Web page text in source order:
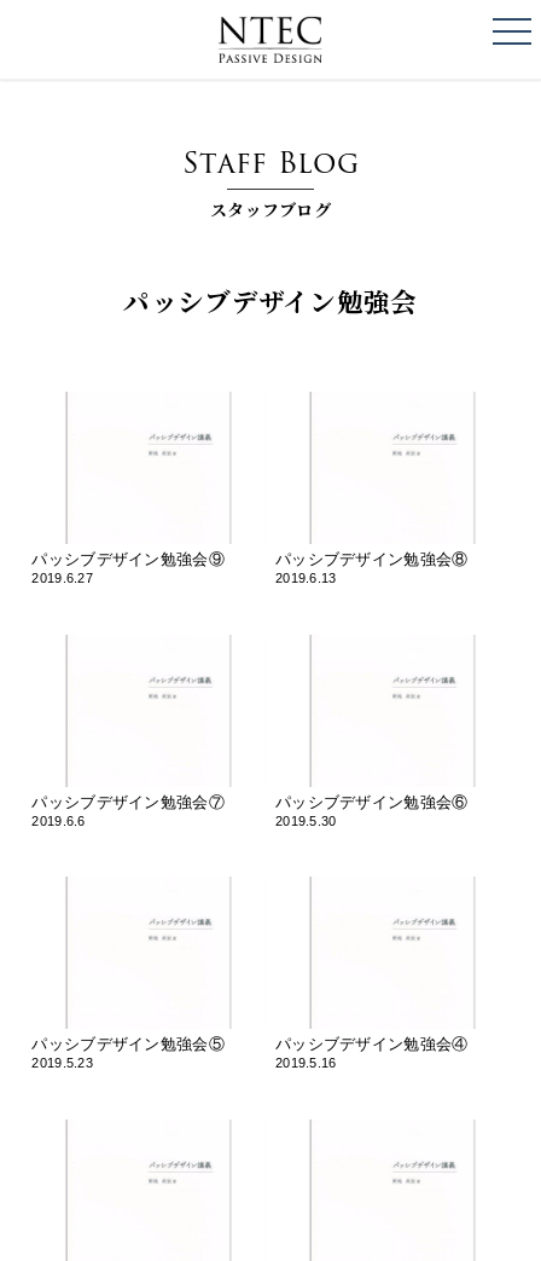
Staff Blog
スタッフブログ
パッシブデザイン勉強会
パッシブデザイン勉強会⑨
2019.6.27
パッシブデザイン勉強会⑧
2019.6.13
パッシブデザイン勉強会⑦
2019.6.6
パッシブデザイン勉強会⑥
2019.5.30
パッシブデザイン勉強会⑤
2019.5.23
パッシブデザイン勉強会④
2019.5.16